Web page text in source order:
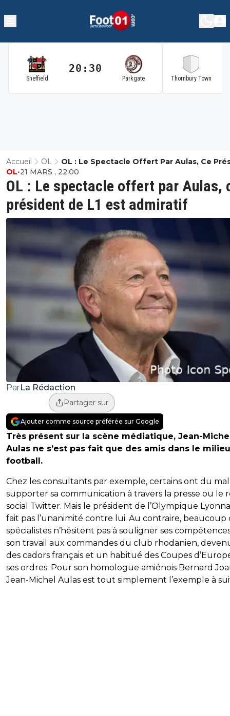
Sheffield
20:30
Parkgate Thornbury Town
Accueil OL
OL : Le Spectacle Offert Par Aulas, Ce
De L1 Est Admiratif
OL : Le spectacle offert par Aulas,
président de L1 est admiratif
OL•21 MARS , 22:00
ParLa Rédaction
Partager sur
Ajouter comme source préférée sur Google
Très présent sur la scène médiatique, Jean-
Aulas ne s’est pas fait que des amis dans le
football.
Chez les consultants par exemple, certains ont du
supporter sa communication à travers la presse ou le
social Twitter. Mais le président de l’Olympique
fait pas l’unanimité contre lui. Au contraire, beaucoup
spécialistes n’hésitent pas à souligner ses
son travail aux commandes du club rhodanien,
des cadors français et un habitué des Coupes
ses ordres. Pour son homologue amiénois Bernard
Jean-Michel Aulas est tout simplement l’exemple à